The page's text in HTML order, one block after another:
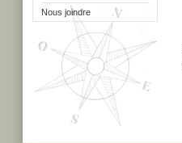
Nous joindre